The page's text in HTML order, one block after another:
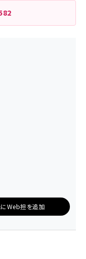
Web担を追加